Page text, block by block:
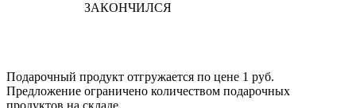
ЗАКОНЧИЛСЯ
Подарочный продукт отгружается по цене 1 руб.
Предложение ограничено количеством подарочных